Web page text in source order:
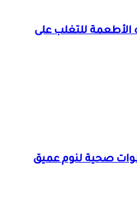
للتغلب على
3-2-1-0.. 5 خطوات صحية لنوم عميق